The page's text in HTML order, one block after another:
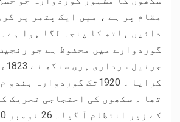
مقام پر ہے ، میں ایک پتھر پر
دائیں ہاتھ کا پنجہ لگا ہوا
گوردوارے میں محفوظ ہے جو
کرایا ۔ 1920تک گوردوارہ
تھا ۔ سکھوں کی احتجاجی تحریک